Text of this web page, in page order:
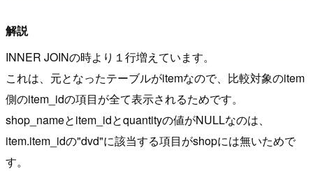
解説
INNER JOINの時より１行増えています。
これは、元となったテーブルがitemなので、比較対象のitem
側のitem_idの項目が全て表示されるためです。
shop_nameとitem_idとquantityの値がNULLなのは、
item.item_idの"dvd"に該当する項目がshopには無いためで
す。